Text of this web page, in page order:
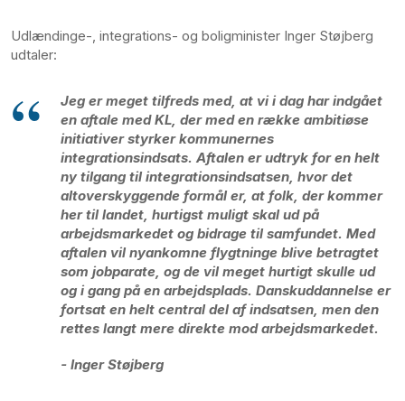
Udlændinge-, integrations- og boligminister Inger Støjberg
udtaler:
Jeg er meget tilfreds med, at vi i dag har indgået
en aftale med KL, der med en række ambitiøse
initiativer styrker kommunernes
integrationsindsats. Aftalen er udtryk for en helt
ny tilgang til integrationsindsatsen, hvor det
altoverskyggende formål er, at folk, der kommer
her til landet, hurtigst muligt skal ud på
arbejdsmarkedet og bidrage til samfundet. Med
aftalen vil nyankomne flygtninge blive betragtet
som jobparate, og de vil meget hurtigt skulle ud
og i gang på en arbejdsplads. Danskuddannelse er
fortsat en helt central del af indsatsen, men den
rettes langt mere direkte mod arbejdsmarkedet.
- Inger Støjberg